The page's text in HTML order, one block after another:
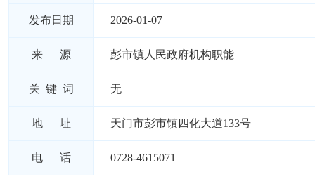
发布日期 2026-01-07
来 源 彭市镇人民政府机构职能
关 键 词 无
地 址 天门市彭市镇四化大道133号
电 话 0728-4615071